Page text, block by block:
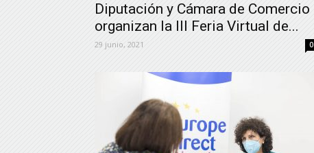
Diputación y Cámara de Comercio
organizan la III Feria Virtual de...
29 junio, 2021 0